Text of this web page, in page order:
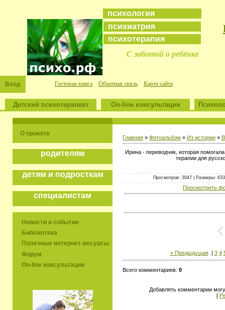
психология
психиатрия
психотерапия
С заботой о ребёнке
Вход Гостевая книга Обратная связь Карта сайта
Детский психотерапевт On-line консультации
О проекте
родителям
детям и подросткам
специалистам
Новости и события
Библиотека
Полезные интернет-ресурсы
Форум
On-line консультации
Главная » Фотоальбом » Из истории »
Ирина - переводчик, которая
терапии для
Просмотров: 3047 | Размеры:
Просмотреть
« Предыдущая| 3 4
Всего комментариев: 0
Добавлять комментарии
[